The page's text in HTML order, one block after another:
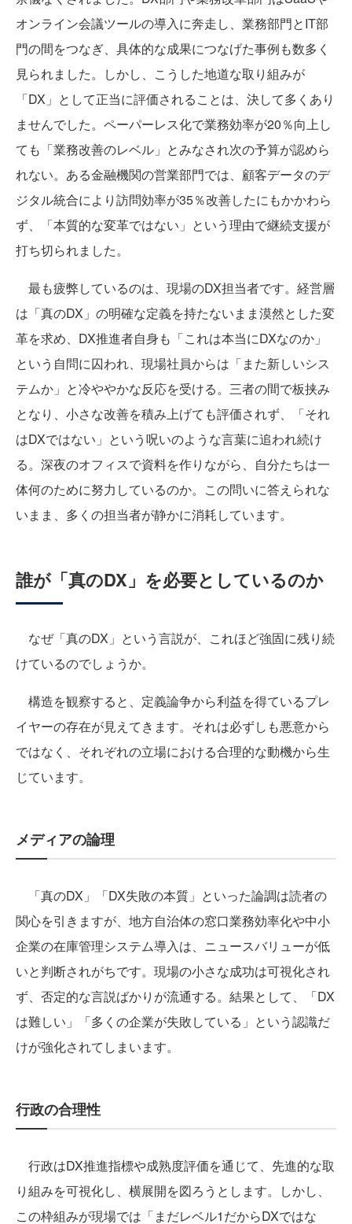
オンライン会議ツールの導入に奔走し、業務部門とIT部
門の間をつなぎ、具体的な成果につなげた事例も数多く
見られました。しかし、こうした地道な取り組みが
「DX」として正当に評価されることは、決して多くあり
ませんでした。ペーパーレス化で業務効率が20％向上し
ても「業務改善のレベル」とみなされ次の予算が認めら
れない。ある金融機関の営業部門では、顧客データのデ
ジタル統合により訪問効率が35％改善したにもかかわら
ず、「本質的な変革ではない」という理由で継続支援が
打ち切られました。
最も疲弊しているのは、現場のDX担当者です。経営層
は「真のDX」の明確な定義を持たないまま漠然とした変
革を求め、DX推進者自身も「これは本当にDXなのか」
という自問に囚われ、現場社員からは「また新しいシス
テムか」と冷ややかな反応を受ける。三者の間で板挟み
となり、小さな改善を積み上げても評価されず、「それ
はDXではない」という呪いのような言葉に追われ続け
る。深夜のオフィスで資料を作りながら、自分たちは一
体何のために努力しているのか。この問いに答えられな
いまま、多くの担当者が静かに消耗しています。
誰が「真のDX」を必要としているのか
なぜ「真のDX」という言説が、これほど強固に残り続
けているのでしょうか。
構造を観察すると、定義論争から利益を得ているプレ
イヤーの存在が見えてきます。それは必ずしも悪意から
ではなく、それぞれの立場における合理的な動機から生
じています。
メディアの論理
「真のDX」「DX失敗の本質」といった論調は読者の
関心を引きますが、地方自治体の窓口業務効率化や中小
企業の在庫管理システム導入は、ニュースバリューが低
いと判断されがちです。現場の小さな成功は可視化され
ず、否定的な言説ばかりが流通する。結果として、「DX
は難しい」「多くの企業が失敗している」という認識だ
けが強化されてしまいます。
行政の合理性
行政はDX推進指標や成熟度評価を通じて、先進的な取
り組みを可視化し、横展開を図ろうとします。しかし、
この枠組みが現場では「まだレベル1だからDXではな